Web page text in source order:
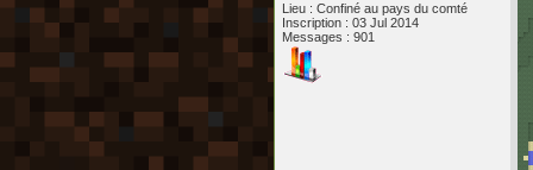
Lieu : Confiné au pays du comté
Inscription : 03 Jul 2014
Messages : 901